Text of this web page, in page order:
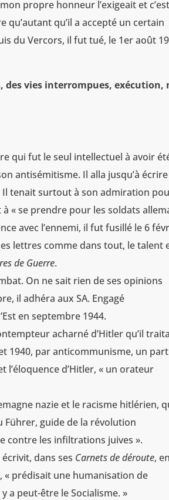
propre honneur l’exigeait et c’est
qu’autant qu’il a accepté un certain
du Vercors, il fut tué, le 1er août
des vies interrompues, exécution,
qui fut le seul intellectuel à avoir
antisémitisme. Il alla jusqu’à écrire
Il tenait surtout à son admiration
« se prendre pour les soldats
avec l’ennemi, il fut fusillé le 6
lettres comme dans tout, le talent
de Guerre.
On ne sait rien de ses opinions
il adhéra aux SA. Engagé
en septembre 1944.
acharné d’Hitler qu’il
1940, par anticommunisme, un
d’Hitler, « un orateur
nazie et le racisme hitlérien,
Führer, guide de la révolution
contre les infiltrations juives ».
dans ses Carnets de déroute, en
« prédisait une humanisation de
a peut-être le Socialisme. »